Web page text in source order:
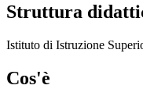
Struttura
Istituto di Istruzione
Cos'è